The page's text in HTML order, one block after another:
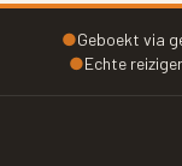
●Geboekt via
●Echte